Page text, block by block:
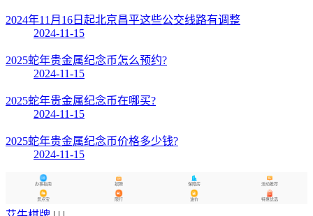
2024年11月16日起北京昌平这些公交线路有调整
2024-11-15
2025蛇年贵金属纪念币怎么预约?
2024-11-15
2025蛇年贵金属纪念币在哪买?
2024-11-15
2025蛇年贵金属纪念币价格多少钱?
2024-11-15
办事指南 招聘 保障房 活动推荐
景点宝 限行 油价 特惠优选